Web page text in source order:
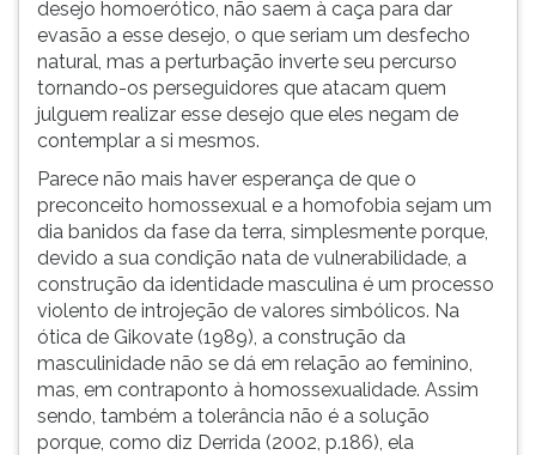
desejo homoerótico, não saem à caça para dar
evasão a esse desejo, o que seriam um desfecho
natural, mas a perturbação inverte seu percurso
tornando-os perseguidores que atacam quem
julguem realizar esse desejo que eles negam de
contemplar a si mesmos.
Parece não mais haver esperança de que o
preconceito homossexual e a homofobia sejam um
dia banidos da fase da terra, simplesmente porque,
devido a sua condição nata de vulnerabilidade, a
construção da identidade masculina é um processo
violento de introjeção de valores simbólicos. Na
ótica de Gikovate (1989), a construção da
masculinidade não se dá em relação ao feminino,
mas, em contraponto à homossexualidade. Assim
sendo, também a tolerância não é a solução
porque, como diz Derrida (2002, p.186), ela